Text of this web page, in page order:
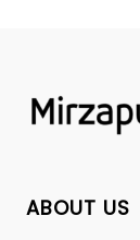
ABOUT US